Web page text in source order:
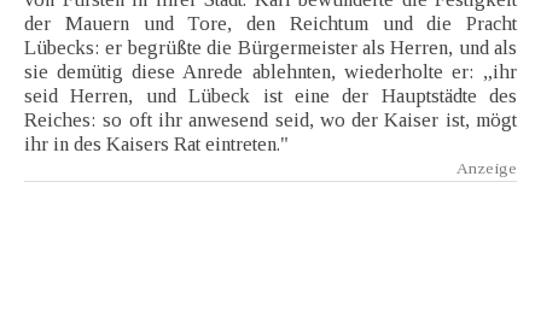
der Mauern und Tore, den Reichtum und die Pracht
Lübecks: er begrüßte die Bürgermeister als Herren, und als
sie demütig diese Anrede ablehnten, wiederholte er: „ihr
seid Herren, und Lübeck ist eine der Hauptstädte des
Reiches: so oft ihr anwesend seid, wo der Kaiser ist, mögt
ihr in des Kaisers Rat eintreten."